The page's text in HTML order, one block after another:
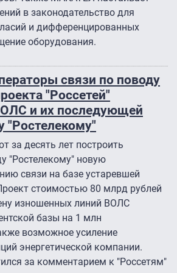
в законодательство для
и дифференцированных
оборудования.
связи по поводу
"Россетей"
и их последующей
"Ростелекому"
за десять лет построить
"Ростелекому" новую
связи на базе устаревшей
стоимостью 80 млрд рублей
изношенных линий ВОЛС
базы на 1 млн
возможное усиление
энергетической компании.
за комментарием к "Россетям"